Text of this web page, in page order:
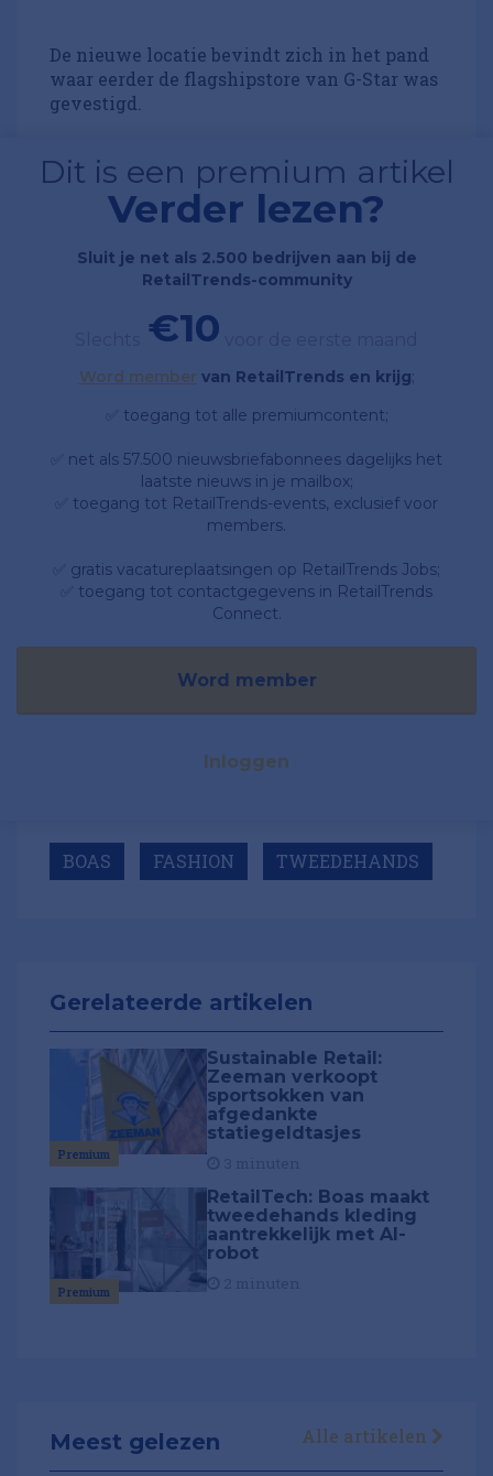
De nieuwe locatie bevindt zich in het pand
waar eerder de flagshipstore van G-Star was
gevestigd.
Dit is een premium artikel
Verder lezen?
Sluit je net als 2.500 bedrijven aan bij de
RetailTrends-community
€10
Word member van RetailTrends en krijg;
✅ toegang tot alle premiumcontent;
✅ net als 57.500 nieuwsbriefabonnees dagelijks het
laatste nieuws in je mailbox;
✅ toegang tot RetailTrends-events, exclusief voor
members.
✅ gratis vacatureplaatsingen op RetailTrends Jobs;
✅ toegang tot contactgegevens in RetailTrends
Connect.
Word member
Inloggen
BOAS FASHION TWEEDEHANDS
Gerelateerde artikelen
Premium
Sustainable Retail:
Zeeman verkoopt
sportsokken van
afgedankte
statiegeldtasjes
Premium
RetailTech: Boas maakt
tweedehands kleding
aantrekkelijk met AI-
robot
Meest gelezen Alle artikelen